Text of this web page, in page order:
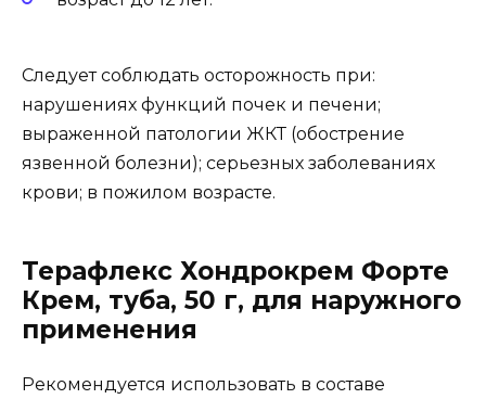
Следует соблюдать осторожность при:
нарушениях функций почек и печени;
выраженной патологии ЖКТ (обострение
язвенной болезни); серьезных заболеваниях
крови; в пожилом возрасте.
Терафлекс Хондрокрем Форте
Крем, туба, 50 г, для наружного
применения
Рекомендуется использовать в составе